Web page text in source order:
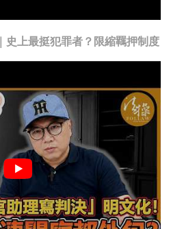
史上最挺犯罪者？限縮羈押制度